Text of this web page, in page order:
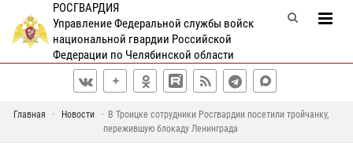
РОСГВАРДИЯ
Управление Федеральной службы войск
национальной гвардии Российской
Федерации по Челябинской области
Главная Новости
В Троицке сотрудники Росгвардии посетили тройчанку,
пережившую блокаду Ленинграда